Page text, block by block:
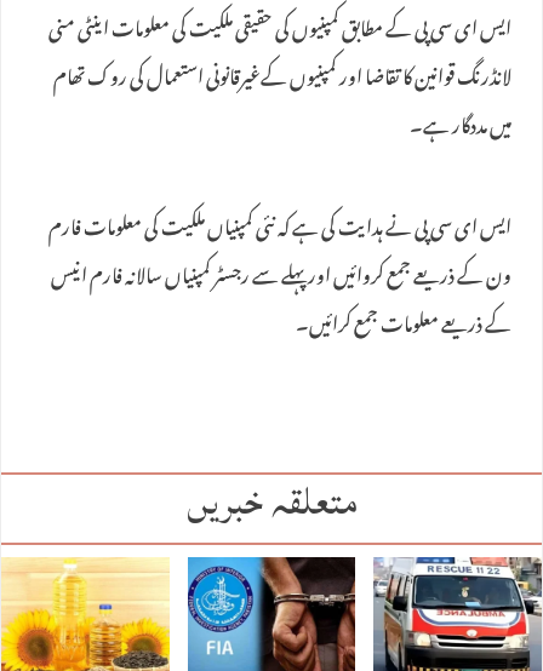
ایس ای سی پی کے مطابق کمپنیوں کی حقیقی ملکیت کی معلومات اینٹی منی
لانڈرنگ قوانین کا تقاضا اور کمپنیوں کےغیرقانونی استعمال کی روک تھام
میں مددگار ہے۔
ایس ای سی پی نے ہدایت کی ہے کہ نئی کمپنیاں ملکیت کی معلومات فارم
ون کے ذریعے جمع کروائیں اور پہلے سے رجسٹر کمپنیاں سالانہ فارم انیس
کے ذریعے معلومات جمع کرائیں۔
متعلقہ خبریں